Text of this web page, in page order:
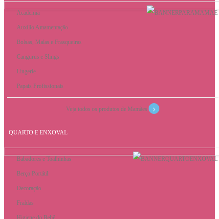
Academia
Auxílio Amamentação
Bolsas, Malas e Frasqueiras
Cangurus e Slings
Lingerie
Papais Profissionais
Veja todos os produtos de Mamães >
QUARTO E ENXOVAL
Babadores e Toalhinhas
Berço Portátil
Decoração
Fraldas
Higiene do Bebê